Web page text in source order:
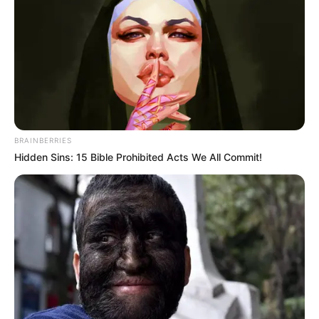
BRAINBERRIES
Hidden Sins: 15 Bible Prohibited Acts We All Commit!